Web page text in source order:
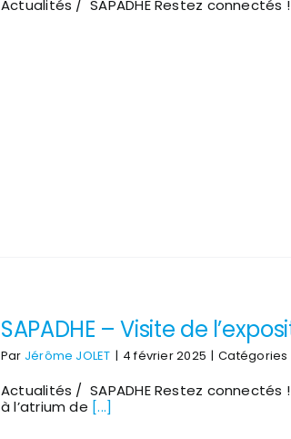
Actualités / SAPADHE Restez
SAPADHE – Visite de
Par Jérôme JOLET | 4 février 2025 |
Actualités / SAPADHE Restez connectés
à l’atrium de [...]